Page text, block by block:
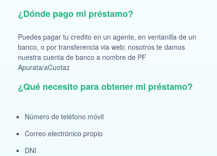
¿Dónde pago mi préstamo?
Puedes pagar tu credito en un agente, en ventanilla de un
banco, o por transferencia via web; nosotros te damos
nuestra cuenta de banco a nombre de PF
Apurata/aCuotaz
¿Qué necesito para obtener mi préstamo?
Número de teléfono móvil
Correo electrónico propio
DNI